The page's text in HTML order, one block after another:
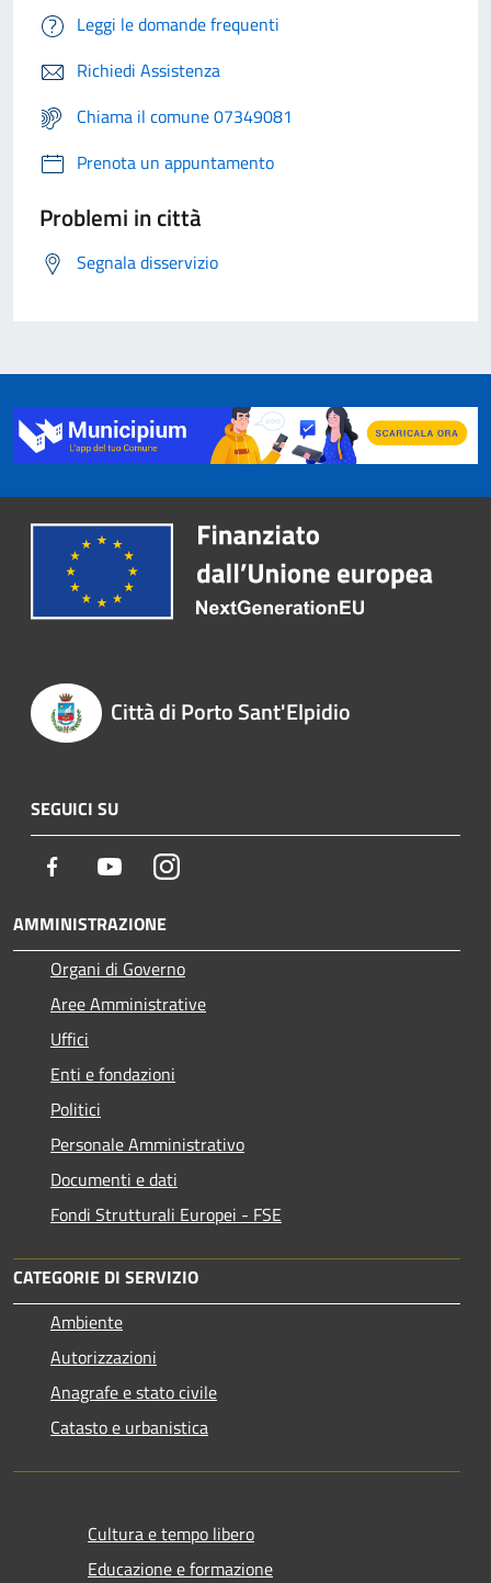
Leggi le domande frequenti
Richiedi Assistenza
Chiama il comune 07349081
Prenota un appuntamento
Problemi in città
Segnala disservizio
Città di Porto Sant'Elpidio
SEGUICI SU
Facebook YoutubeInstagram
AMMINISTRAZIONE
Organi di Governo
Aree Amministrative
Uffici
Enti e fondazioni
Politici
Personale Amministrativo
Documenti e dati
Fondi Strutturali Europei - FSE
CATEGORIE DI SERVIZIO
Ambiente
Autorizzazioni
Anagrafe e stato civile
Catasto e urbanistica
Cultura e tempo libero
Educazione e formazione